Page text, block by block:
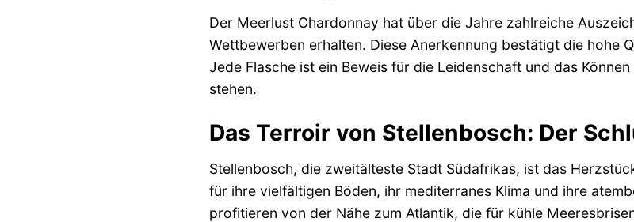
Der Meerlust Chardonnay hat über die Jahre zahlreiche
Wettbewerben erhalten. Diese Anerkennung bestätigt die hohe
Jede Flasche ist ein Beweis für die Leidenschaft und das
stehen.
Das Terroir von Stellenbosch: Der
Stellenbosch, die zweitälteste Stadt Südafrikas, ist das
für ihre vielfältigen Böden, ihr mediterranes Klima und ihre
profitieren von der Nähe zum Atlantik, die für kühle